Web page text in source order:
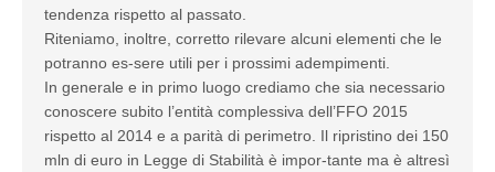
tendenza rispetto al passato.
Riteniamo, inoltre, corretto rilevare alcuni elementi che le
potranno es-sere utili per i prossimi adempimenti.
In generale e in primo luogo crediamo che sia necessario
conoscere subito l’entità complessiva dell’FFO 2015
rispetto al 2014 e a parità di perimetro. Il ripristino dei 150
mln di euro in Legge di Stabilità è impor-tante ma è altresì